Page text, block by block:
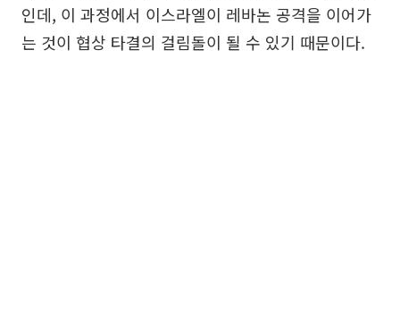
인데, 이 과정에서 이스라엘이 레바논 공격을 이어가
는 것이 협상 타결의 걸림돌이 될 수 있기 때문이다.